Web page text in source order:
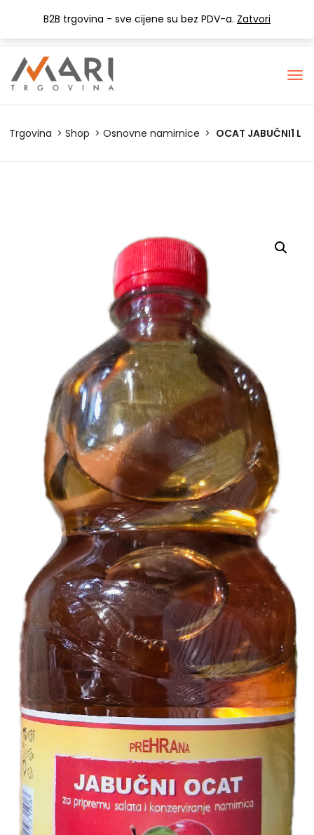
B2B trgovina - sve cijene su bez PDV-a. Zatvori
+385 (0) 1 3441-053
info@mari-trgovina.hr
Trgovina Shop Osnovne namirnice OCAT JABUČNI1 L